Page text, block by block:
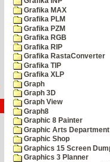
Grafika MAX
Grafika PLM
Grafika PZM
Grafika RGB
Grafika RIP
Grafika RastaConverter
Grafika TIP
Grafika XLP
Graph
Graph 3D
Graph View
Graph8
Graphic 8 Painter
Graphic Arts Department
Graphic Shop
Graphics 15 Screen
Graphics 3 Planner